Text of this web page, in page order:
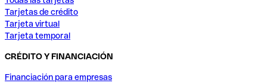
Tarjetas de crédito
Tarjeta virtual
Tarjeta temporal
CRÉDITO Y FINANCIACIÓN
Financiación para empresas